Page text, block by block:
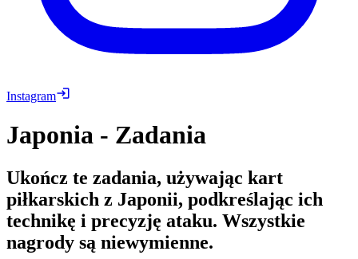
Instagram
Japonia - Zadania
Ukończ te zadania, używając kart
piłkarskich z Japonii, podkreślając ich
technikę i precyzję ataku. Wszystkie
nagrody są niewymienne.